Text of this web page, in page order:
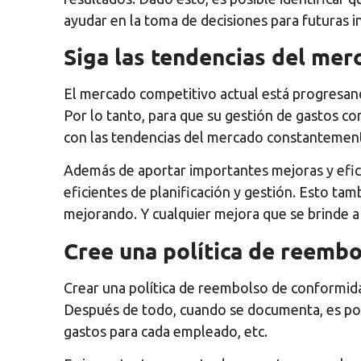
ayudar en la toma de decisiones para futuras
Siga las tendencias del
El mercado competitivo actual está
Por lo tanto, para que su gestión de gastos
con las tendencias del mercado
Además de aportar importantes mejoras y
eficientes de planificación y gestión. Esto
mejorando. Y cualquier mejora que se brinde
Cree una política de
Crear una política de reembolso de
Después de todo, cuando se documenta, es
gastos para cada empleado, etc.